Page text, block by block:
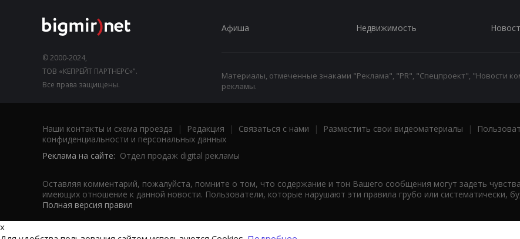
© 2000-2024,
ТОВ «КЕПРЕЙТ ПАРТНЕРС»".
Все права защищены.
Афиша Недвижимость
Материалы, отмеченные знаками "Реклама", "PR", "Спецпроект", "Новости
рекламы.
Наши контакты и схема проезда | Редакция | Связаться с нами | Разместить свои видеоматериалы |
конфиденциальности и персональных данных
Реклама на сайте: Отдел продаж digital рекламы
Оставляя комментарий, пожалуйста, помните о том, что содержание и тон Вашего сообщения могут задеть
имеющих отношение к данной новости. Пользователи, которые нарушают эти правила грубо или систематически,
Полная версия правил
x